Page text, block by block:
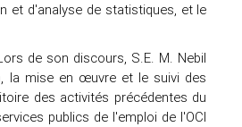
et d'analyse de statistiques, et le
de son discours, S.E. M. Nebil
la mise en œuvre et le suivi des
des activités précédentes du
publics de l'emploi de l'OCI